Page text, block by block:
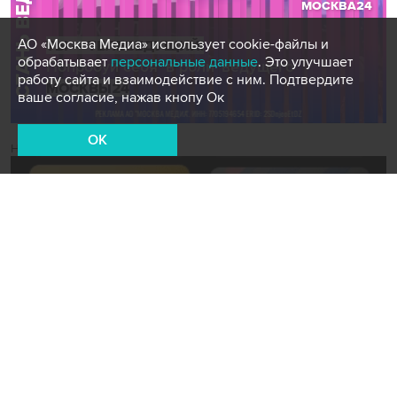
Новости СМИ2
АО «Москва Медиа» использует cookie-файлы и
обрабатывает персональные данные. Это улучшает
работу сайта и взаимодействие с ним. Подтвердите
ваше согласие, нажав кнопу Ок
OK